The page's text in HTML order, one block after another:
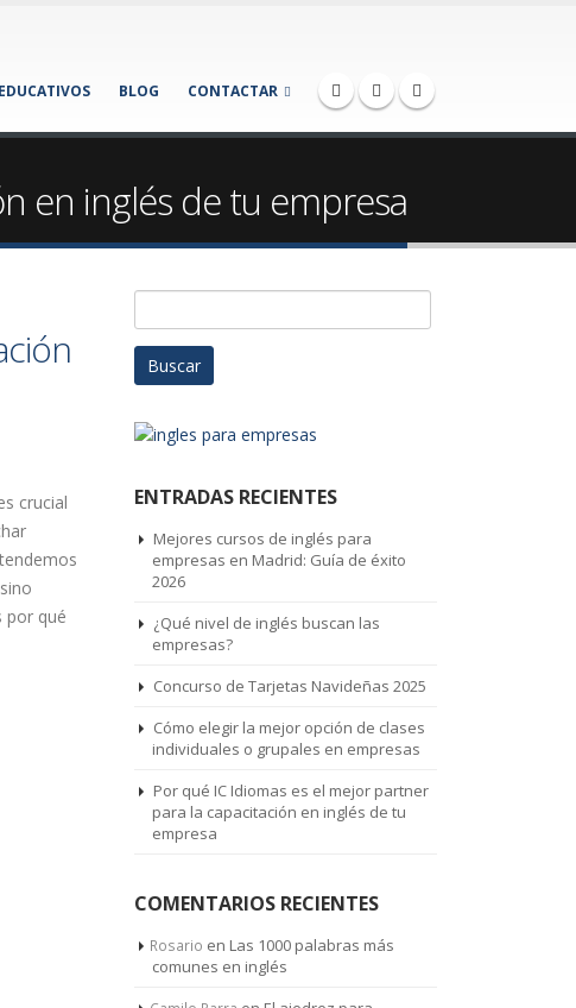
BLOG CONTACTAR
en inglés de tu empresa
crucial
por qué
ENTRADAS RECIENTES
Mejores cursos de inglés para
empresas en Madrid: Guía de éxito
2026
¿Qué nivel de inglés buscan las
empresas?
Concurso de Tarjetas Navideñas 2025
Cómo elegir la mejor opción de clases
individuales o grupales en empresas
Por qué IC Idiomas es el mejor partner
para la capacitación en inglés de tu
empresa
COMENTARIOS RECIENTES
Rosario en Las 1000 palabras más
comunes en inglés